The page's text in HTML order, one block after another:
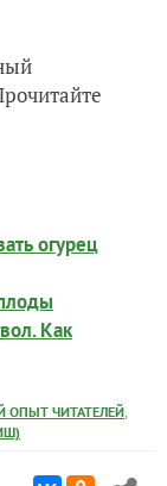
огурец
Как
ОПЫТ ЧИТАТЕЛЕЙ,